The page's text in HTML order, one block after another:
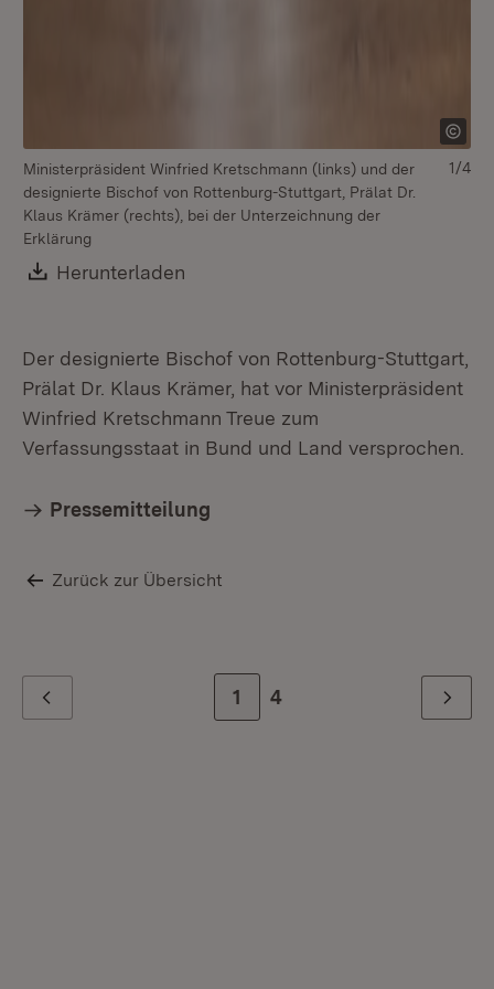
Ministerpräsident Winfried Kretschmann (links) und der
designierte Bischof von Rottenburg-Stuttgart, Prälat Dr.
Klaus Krämer (rechts), bei der Unterzeichnung der
Erklärung
Download:
Herunterladen
1/4
Der designierte Bischof von Rottenburg-Stuttgart,
Prälat Dr. Klaus Krämer, hat vor Ministerpräsident
Winfried Kretschmann Treue zum
Verfassungsstaat in Bund und Land versprochen.
Pressemitteilung
Zurück zur Übersicht
Zur Seite
1 Zur letzten Seite
4 Weiter